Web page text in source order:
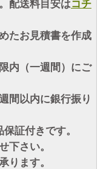
配送料目安はコチ
たお見積書を作成
内（一週間）にご
間以内に銀行振り
証付きです。
下さい。
ります。